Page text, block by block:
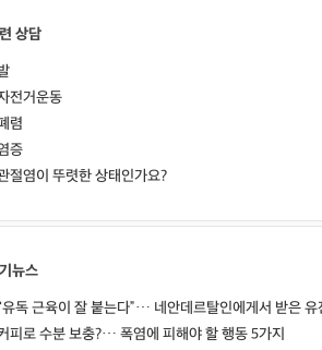
상담
전거운동
렴
증
절염이 뚜렷한 상태인가요?
뉴스
독 근육이 잘 붙는다”… 네안데르탈인에게서 받은 유
피로 수분 보충?… 폭염에 피해야 할 행동 5가지